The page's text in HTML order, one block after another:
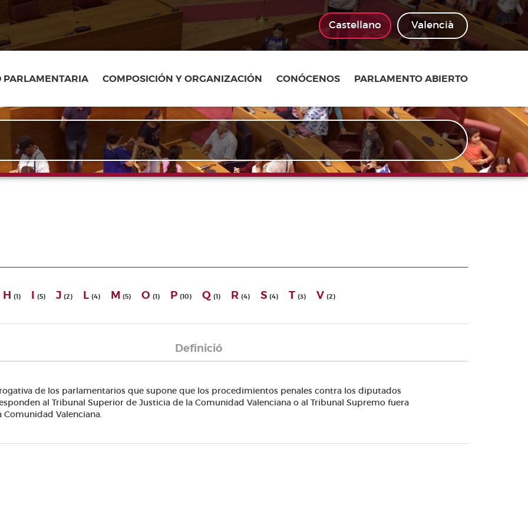
Castellano Valencià
PARLAMENTARIA COMPOSICIÓN Y ORGANIZACIÓN CONÓCENOS PARLAMENTO ABIERTO
H (1) I (5) J (2) L (4) M (5) O (1) P (10) Q (1) R (4) S (4) T (3) V (2)
Definició
de los parlamentarios que supone que los procedimientos penales contra los diputados
al Tribunal Superior de Justicia de la Comunidad Valenciana o al Tribunal Supremo fuera
Comunidad Valenciana.